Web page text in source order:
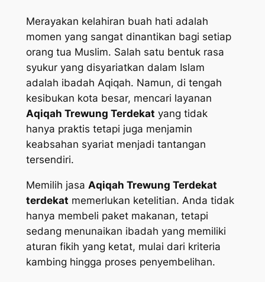
Merayakan kelahiran buah hati adalah
momen yang sangat dinantikan bagi setiap
orang tua Muslim. Salah satu bentuk rasa
syukur yang disyariatkan dalam Islam
adalah ibadah Aqiqah. Namun, di tengah
kesibukan kota besar, mencari layanan
Aqiqah Trewung Terdekat yang tidak
hanya praktis tetapi juga menjamin
keabsahan syariat menjadi tantangan
tersendiri.
Memilih jasa Aqiqah Trewung Terdekat
terdekat memerlukan ketelitian. Anda tidak
hanya membeli paket makanan, tetapi
sedang menunaikan ibadah yang memiliki
aturan fikih yang ketat, mulai dari kriteria
kambing hingga proses penyembelihan.